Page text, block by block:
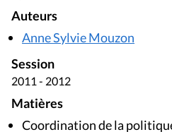
Auteurs
Anne Sylvie Mouzon
Session
2011 - 2012
Matières
Coordination de la